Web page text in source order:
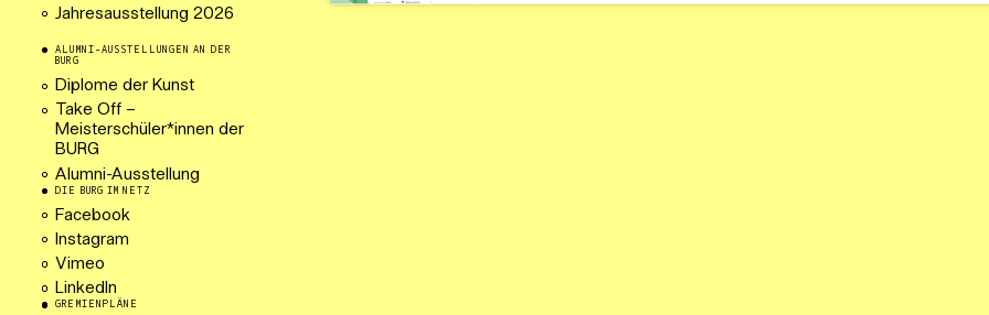
Jahresausstellung 2026
ALUMNI-AUSSTELLUNGEN AN DER
BURG
Diplome der Kunst
Take Off –
Meisterschüler*innen der
BURG
Alumni-Ausstellung
DIE BURG IM NETZ
Facebook
Instagram
Vimeo
LinkedIn
GREMIENPLÄNE